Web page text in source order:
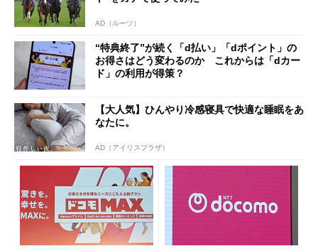
AD（ルーツ）
“特典終了”が続く「d払い」「dポイント」の
お得さはどう変わるのか これからは「dカー
ド」の利用が得策？
【大人気】ひんやり冷感寝具で快適な睡眠をあ
なたに。
AD（アイリスプラザ）